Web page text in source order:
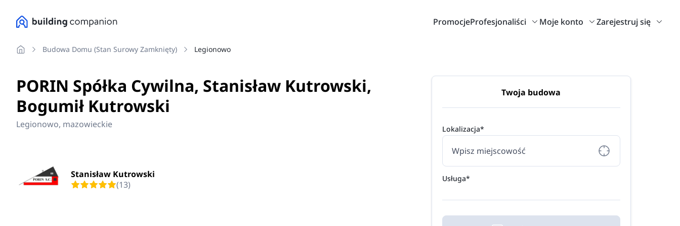
PromocjeProfesjonaliści Moje konto Zarejestruj się
Budowa Domu (stan Surowy Zamknięty) Legionowo
PORIN Spółka Cywilna, Stanisław Kutrowski,
Bogumił Kutrowski
Legionowo, mazowieckie
Stanisław Kutrowski
(13)
Twoja budowa
Lokalizacja*
Usługa*